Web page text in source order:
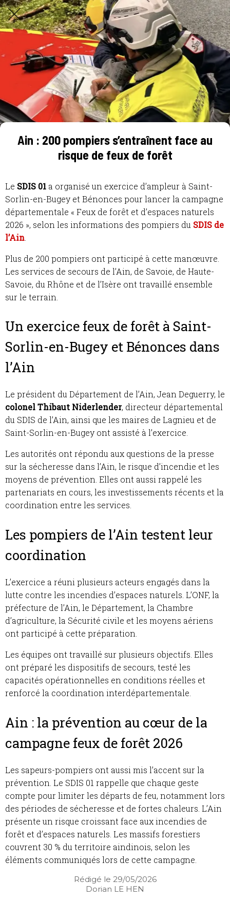
Ain : 200 pompiers s’entraînent face au
risque de feux de forêt
Le SDIS 01 a organisé un exercice d’ampleur à Saint-
Sorlin-en-Bugey et Bénonces pour lancer la campagne
départementale « Feux de forêt et d’espaces naturels
2026 », selon les informations des pompiers du SDIS de
l’Ain
Plus de 200 pompiers ont participé à cette manœuvre.
Les services de secours de l’Ain, de Savoie, de Haute-
Savoie, du Rhône et de l’Isère ont travaillé ensemble
sur le terrain.
Un exercice feux de forêt à Saint-
Sorlin-en-Bugey et Bénonces dans
l’Ain
Le président du Département de l’Ain, Jean Deguerry, le
colonel Thibaut Niderlender, directeur départemental
du SDIS de l’Ain, ainsi que les maires de Lagnieu et de
Saint-Sorlin-en-Bugey ont assisté à l’exercice.
Les autorités ont répondu aux questions de la presse
sur la sécheresse dans l’Ain, le risque d’incendie et les
moyens de prévention. Elles ont aussi rappelé les
partenariats en cours, les investissements récents et la
coordination entre les services.
Les pompiers de l’Ain testent leur
coordination
L’exercice a réuni plusieurs acteurs engagés dans la
lutte contre les incendies d’espaces naturels. L’ONF, la
préfecture de l’Ain, le Département, la Chambre
d’agriculture, la Sécurité civile et les moyens aériens
ont participé à cette préparation.
Les équipes ont travaillé sur plusieurs objectifs. Elles
ont préparé les dispositifs de secours, testé les
capacités opérationnelles en conditions réelles et
renforcé la coordination interdépartementale.
Ain : la prévention au cœur de la
campagne feux de forêt 2026
Les sapeurs-pompiers ont aussi mis l’accent sur la
prévention. Le SDIS 01 rappelle que chaque geste
compte pour limiter les départs de feu, notamment lors
des périodes de sécheresse et de fortes chaleurs. L’Ain
présente un risque croissant face aux incendies de
forêt et d’espaces naturels. Les massifs forestiers
couvrent 30 % du territoire aindinois, selon les
éléments communiqués lors de cette campagne.
Rédigé le 29/05/2026
Dorian LE HEN